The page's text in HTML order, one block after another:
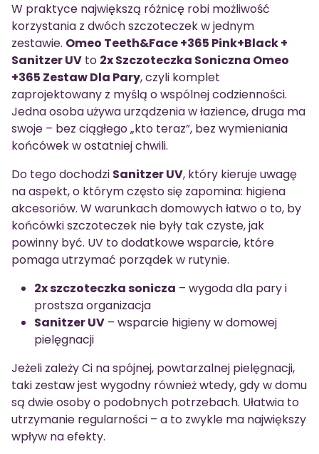
W praktyce największą różnicę robi możliwość
korzystania z dwóch szczoteczek w jednym
zestawie. Omeo Teeth&Face +365 Pink+Black +
Sanitzer UV to 2x Szczoteczka Soniczna Omeo
+365 Zestaw Dla Pary, czyli komplet
zaprojektowany z myślą o wspólnej codzienności.
Jedna osoba używa urządzenia w łazience, druga ma
swoje – bez ciągłego „kto teraz”, bez wymieniania
końcówek w ostatniej chwili.
Do tego dochodzi Sanitzer UV, który kieruje uwagę
na aspekt, o którym często się zapomina: higiena
akcesoriów. W warunkach domowych łatwo o to, by
końcówki szczoteczek nie były tak czyste, jak
powinny być. UV to dodatkowe wsparcie, które
pomaga utrzymać porządek w rutynie.
2x szczoteczka sonicza – wygoda dla pary i
prostsza organizacja
Sanitzer UV – wsparcie higieny w domowej
pielęgnacji
Jeżeli zależy Ci na spójnej, powtarzalnej pielęgnacji,
taki zestaw jest wygodny również wtedy, gdy w domu
są dwie osoby o podobnych potrzebach. Ułatwia to
utrzymanie regularności – a to zwykle ma największy
wpływ na efekty.